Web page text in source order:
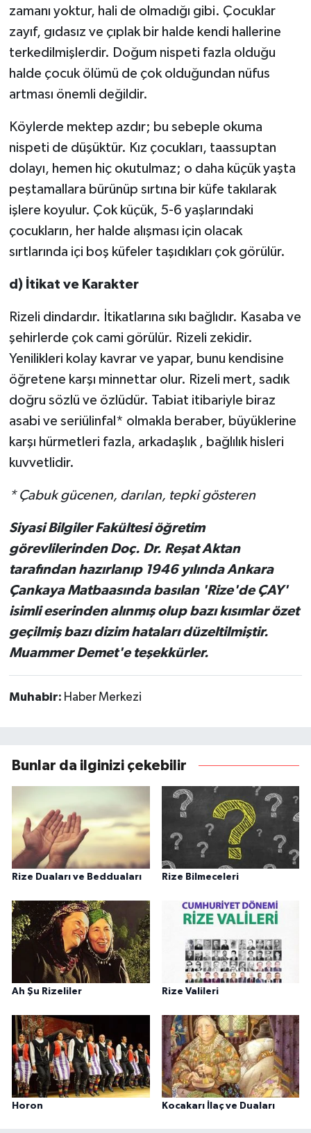
zamanı yoktur, hali de olmadığı gibi. Çocuklar
zayıf, gıdasız ve çıplak bir halde kendi hallerine
terkedilmişlerdir. Doğum nispeti fazla olduğu
halde çocuk ölümü de çok olduğundan nüfus
artması önemli değildir.
Köylerde mektep azdır; bu sebeple okuma
nispeti de düşüktür. Kız çocukları, taassuptan
dolayı, hemen hiç okutulmaz; o daha küçük yaşta
peştamallara bürünüp sırtına bir küfe takılarak
işlere koyulur. Çok küçük, 5-6 yaşlarındaki
çocukların, her halde alışması için olacak
sırtlarında içi boş küfeler taşıdıkları çok görülür.
d) İtikat ve Karakter
Rizeli dindardır. İtikatlarına sıkı bağlıdır. Kasaba ve
şehirlerde çok cami görülür. Rizeli zekidir.
Yenilikleri kolay kavrar ve yapar, bunu kendisine
öğretene karşı minnettar olur. Rizeli mert, sadık
doğru sözlü ve özlüdür. Tabiat itibariyle biraz
asabi ve seriülinfal* olmakla beraber, büyüklerine
karşı hürmetleri fazla, arkadaşlık , bağlılık hisleri
kuvvetlidir.
* Çabuk gücenen, darılan, tepki gösteren
Siyasi Bilgiler Fakültesi öğretim
görevlilerinden Doç. Dr. Reşat Aktan
tarafından hazırlanıp 1946 yılında Ankara
Çankaya Matbaasında basılan 'Rize'de ÇAY'
isimli eserinden alınmış olup bazı kısımlar özet
geçilmiş bazı dizim hataları düzeltilmiştir.
Muammer Demet'e teşekkürler.
Muhabir: Haber Merkezi
Bunlar da ilginizi çekebilir
Rize Duaları ve Bedduaları Rize Bilmeceleri
Ah Şu Rizeliler Rize Valileri
Horon Kocakarı İlaç ve Duaları